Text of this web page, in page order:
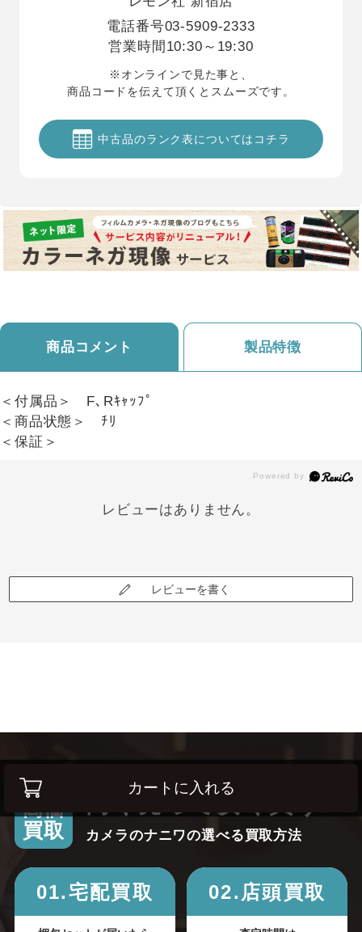
カートに入れる
電話番号03-5909-2333
営業時間 10:30～19:30
※オンラインで見た事と、
商品コードを伝えて頂くとスムーズです。
中古品のランク表についてはコチラ
商品コメント 製品特徴
＜付属品＞ F､Rｷｬｯﾌﾟ
＜商品状態＞ ﾁﾘ
＜保証＞
レビューはありません。
レビューを書く
高価
買取
高く売って安く買う！
カメラのナニワの選べる買取方法
01.宅配買取 02.店頭買取